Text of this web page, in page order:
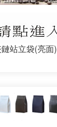
站立袋(亮面)